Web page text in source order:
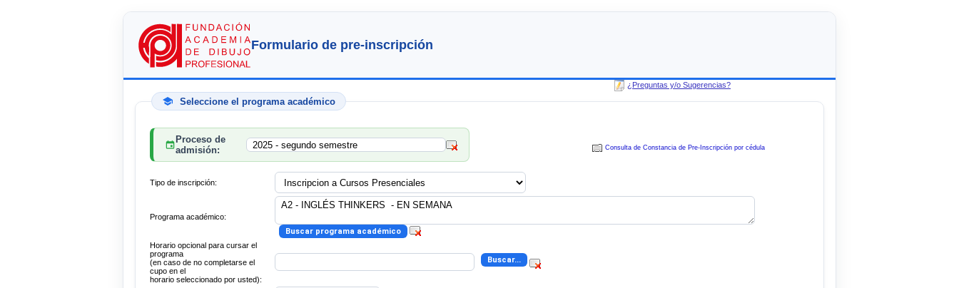
Formulario de pre-inscripción
¿Preguntas y/o Sugerencias?
Seleccione el programa académico
Proceso de
Consulta de Constancia de Pre-Inscripción por cédula
Tipo de inscripción:
Programa académico:
Horario opcional para cursar el
programa
(en caso de no completarse el
cupo en el
horario seleccionado por usted):